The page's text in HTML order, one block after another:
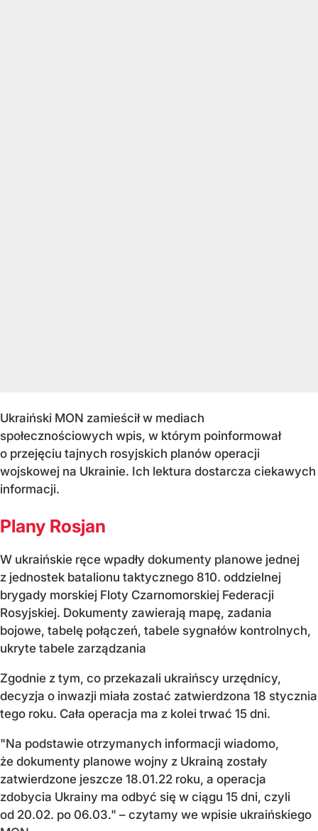
Ukraiński MON zamieścił w mediach
społecznościowych wpis, w którym poinformował
o przejęciu tajnych rosyjskich planów operacji
wojskowej na Ukrainie. Ich lektura dostarcza ciekawych
informacji.
Plany Rosjan
W ukraińskie ręce wpadły dokumenty planowe jednej
z jednostek batalionu taktycznego 810. oddzielnej
brygady morskiej Floty Czarnomorskiej Federacji
Rosyjskiej. Dokumenty zawierają mapę, zadania
bojowe, tabelę połączeń, tabele sygnałów kontrolnych,
ukryte tabele zarządzania
Zgodnie z tym, co przekazali ukraińscy urzędnicy,
decyzja o inwazji miała zostać zatwierdzona 18 stycznia
tego roku. Cała operacja ma z kolei trwać 15 dni.
"Na podstawie otrzymanych informacji wiadomo,
że dokumenty planowe wojny z Ukrainą zostały
zatwierdzone jeszcze 18.01.22 roku, a operacja
zdobycia Ukrainy ma odbyć się w ciągu 15 dni, czyli
od 20.02. po 06.03." – czytamy we wpisie ukraińskiego